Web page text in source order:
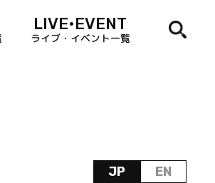
LIVE•EVENT
ライブ・イベント一覧
JP EN